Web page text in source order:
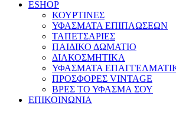
ESHOP
ΚΟΥΡΤΙΝΕΣ
ΥΦΑΣΜΑΤΑ ΕΠΙΠΛΩΣΕΩΝ
ΤΑΠΕΤΣΑΡΙΕΣ
ΠΑΙΔΙΚΟ ΔΩΜΑΤΙΟ
ΔΙΑΚΟΣΜΗΤΙΚΑ
ΥΦΑΣΜΑΤΑ
ΠΡΟΣΦΟΡΕΣ VINTAGE
ΒΡΕΣ ΤΟ ΥΦΑΣΜΑ ΣΟΥ
ΕΠΙΚΟΙΝΩΝΙΑ